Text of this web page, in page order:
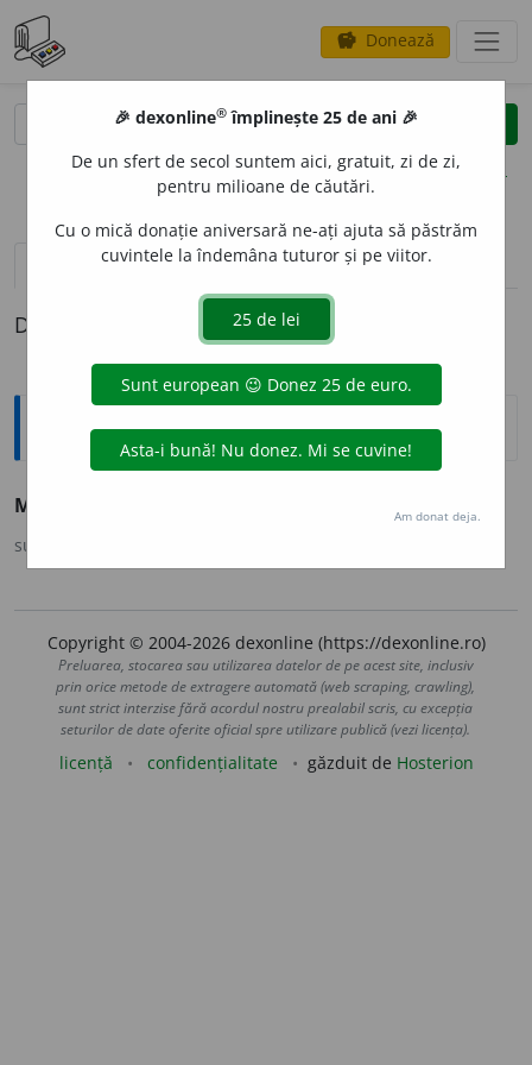
savings Donează
clear
opțiuni
definiții (1)
Definiția cu ID-ul 192119:
Sinonime
MALAH
sursa:
Copyright © 2004-2026 dexonline (https://dexonline.ro)
Preluarea, stocarea sau utilizarea datelor de pe acest site, inclusiv
prin orice metode de extragere automată (web scraping, crawling),
sunt strict interzise fără acordul nostru prealabil scris, cu excepția
seturilor de date oferite oficial spre utilizare publică (vezi licența).
licență confidențialitate găzduit de Hosterion
🎉 dexonline® împlinește 25 de ani 🎉
De un sfert de secol suntem aici, gratuit, zi de zi,
pentru milioane de căutări.
Cu o mică donație aniversară ne-ați ajuta să păstrăm
cuvintele la îndemâna tuturor și pe viitor.
Am donat deja.